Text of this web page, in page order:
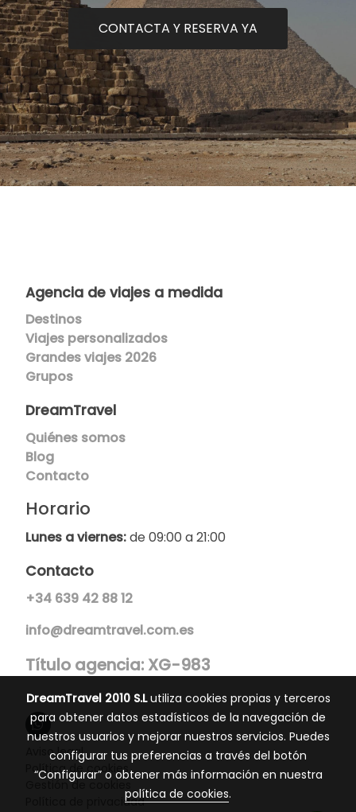
CONTACTA Y RESERVA YA
Agencia de viajes a medida
Destinos
Viajes personalizados
Grandes viajes 2026
Grupos
DreamTravel
Quiénes somos
Blog
Contacto
Horario
Lunes a viernes:de 09:00 a 21:00
Contacto
+34 639 42 88 12
info@dreamtravel.com.es
Título agencia: XG-983
Aviso legal
Política de cookies
Gestión de cookies
Política de privacidad
DreamTravel 2010 S.Lutiliza cookies propias y terceros
para obtener datos estadísticos de la navegación de
nuestros usuarios y mejorar nuestros servicios. Puedes
configurar tus preferencias a través del botón
“Configurar” o obtener más información en nuestra
política de cookies.